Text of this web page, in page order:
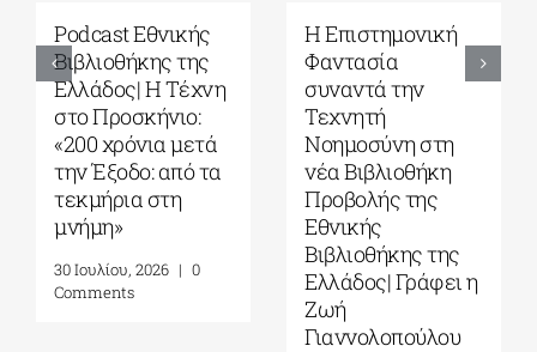
Podcast Εθνικής
Βιβλιοθήκης της
Ελλάδος| Η Tέχνη
στο Προσκήνιο:
«200 χρόνια μετά
την Έξοδο: από τα
τεκμήρια στη
μνήμη»
30 Ιουλίου, 2026 | 0
Comments
Η Επιστημονική
Φαντασία
συναντά την
Τεχνητή
Νοημοσύνη στη
νέα Βιβλιοθήκη
Προβολής της
Εθνικής
Βιβλιοθήκης της
Ελλάδος| Γράφει η
Ζωή
Γιαννολοπούλου